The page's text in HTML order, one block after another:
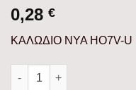
0,28 €
ΚΑΛΩΔΙΟ NYA ΗΟ7V-U
ΚΑΛΩΔΙΟ NYA ΗΟ7V-U